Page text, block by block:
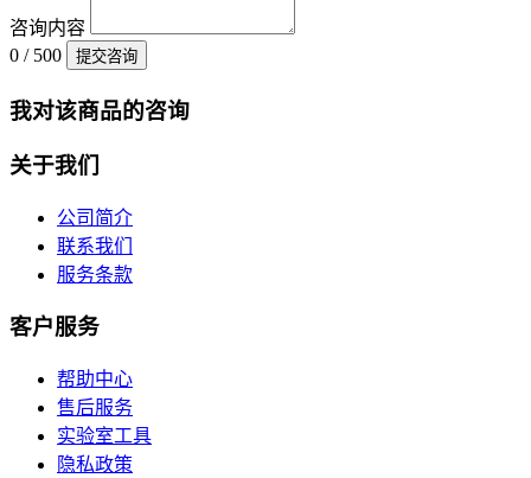
咨询内容
0 / 500
提交咨询
我对该商品的咨询
关于我们
公司简介
联系我们
服务条款
客户服务
帮助中心
售后服务
实验室工具
隐私政策